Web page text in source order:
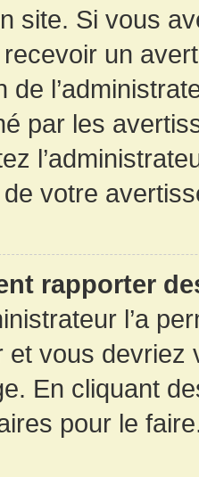
site. Si vous
un
de
par les
votre
rapporter
l’a
et vous devriez
En cliquant
pour le